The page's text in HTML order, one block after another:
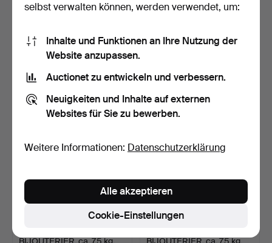
BIJOUTERIER, etwa 8,5 kg.
Beendet 13. Aug 2025
11 Gebote
BIJOUTERIER, etwa 8,5 kg.
10 Gebote
selbst verwalten können, werden verwendet, um:
Inhalte und Funktionen an Ihre Nutzung der
Website anzupassen.
Auctionet zu entwickeln und verbessern.
Neuigkeiten und Inhalte auf externen
Websites für Sie zu bewerben.
Weitere Informationen: Datenschutzerklärung
Cookie-Einstellungen
Alle akzeptieren